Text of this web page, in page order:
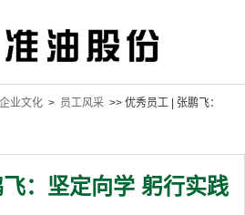
企业文化 > 员工风采 >> 优秀员工 | 张鹏飞：
：坚定向学 躬行实践